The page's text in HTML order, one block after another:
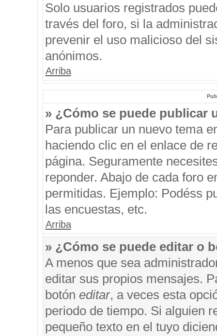
Solo usuarios registrados
través del foro, si la
prevenir el uso malicioso del
anónimos.
Arriba
» ¿Cómo se puede publicar
Para publicar un nuevo tema
haciendo clic en el enlace de
página. Seguramente
reponder. Abajo de cada foro
permitidas. Ejemplo: Podéss
las encuestas, etc.
Arriba
» ¿Cómo se puede editar o
A menos que sea
editar sus propios mensajes.
botón editar, a veces esta
periodo de tiempo. Si alguien
pequeño texto en el tuyo